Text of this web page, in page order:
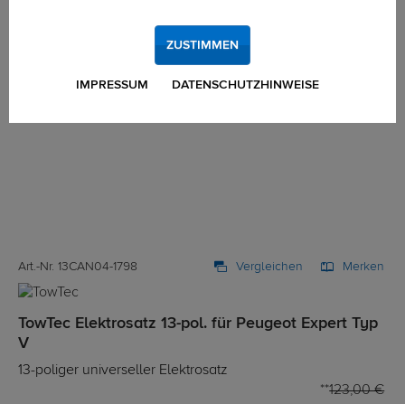
Art.-Nr. 13CAN04-1798 Vergleichen Merken
TowTec Elektrosatz 13-pol. für Peugeot Expert Typ
V
13-poliger universeller Elektrosatz
123,00 €
IMPRESSUM DATENSCHUTZHINWEISE
ZUSTIMMEN